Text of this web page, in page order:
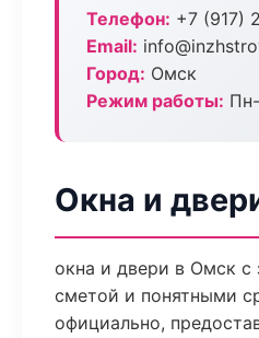
Телефон: +7 (917)
Email:
Город: Омск
Режим работы:
Окна и
окна и двери в Омск с
сметой и понятными
официально,